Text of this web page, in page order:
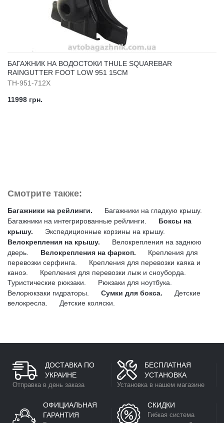
БАГАЖНИК НА ВОДОСТОКИ THULE SQUAREBAR
RAINGUTTER FOOT LOW 951 15СМ
TH-951-712X
11998 грн.
Смотрите также:
Багажники на рейлинги.
Багажники на гладкую крышу.
Багажники на интегрированные рейлинги.
Боксы на
крышу.
Экспедиционные корзины на крышу.
Велокрепления на крышу.
Велокрепления на заднюю
дверь.
Велокрепления на фаркоп.
Крепления для
перевозки серфинга.
Крепления для перевозки каяка и
каноэ.
Крепления для перевозки лыж и сноуборда.
Туристические рюкзаки.
Рюкзаки для ноутбука.
Велорюкзаки гидраторы.
Сумки для бокса.
Детские
велокресла.
Детские коляски.
ДОСТАВКА ПО
УКРАИНЕ
Отправка в день заказа
БЕСПЛАТНАЯ
УСТАНОВКА
Установка в нашем магазине
ОФИЦИАЛЬНАЯ
ГАРАНТИЯ
СКИДКИ
Гибкая система